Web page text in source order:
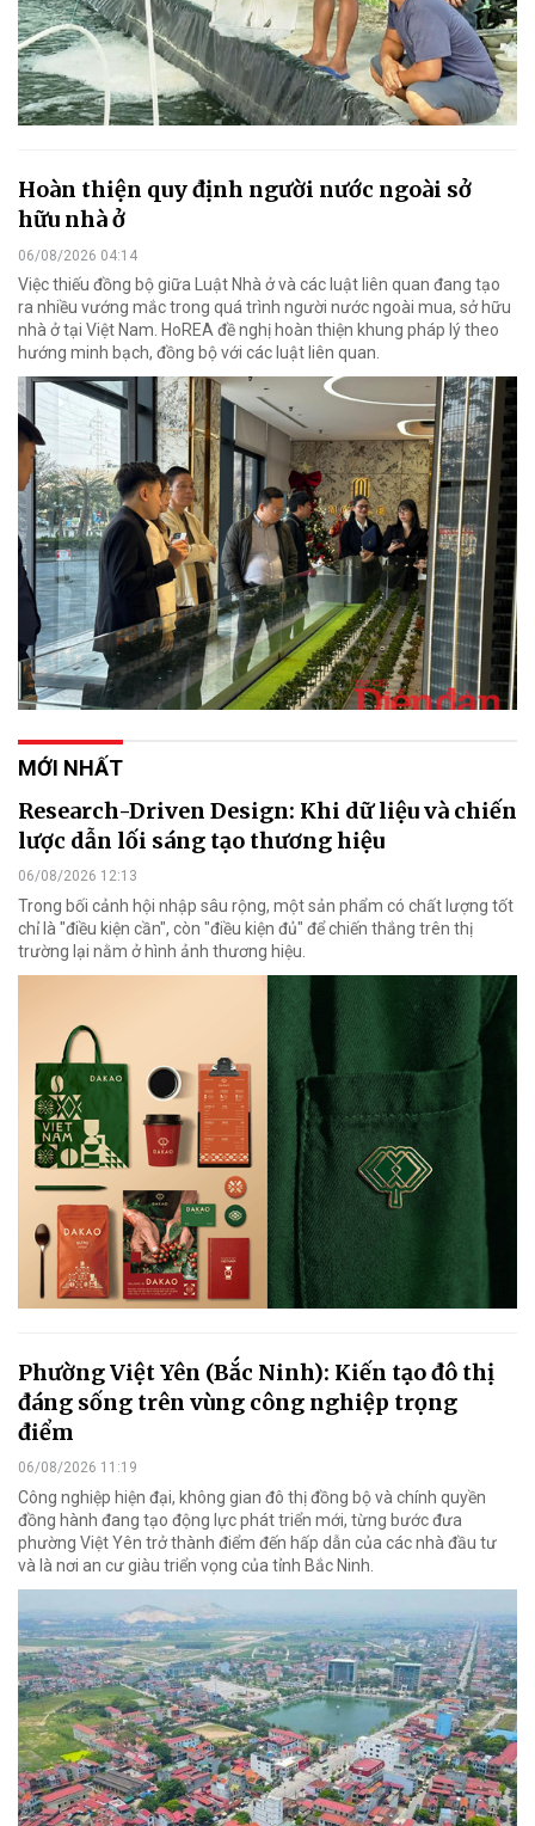
Hoàn thiện quy định người nước ngoài sở
hữu nhà ở
06/08/2026 04:14
Việc thiếu đồng bộ giữa Luật Nhà ở và các luật liên quan đang tạo
ra nhiều vướng mắc trong quá trình người nước ngoài mua, sở hữu
nhà ở tại Việt Nam. HoREA đề nghị hoàn thiện khung pháp lý theo
hướng minh bạch, đồng bộ với các luật liên quan.
MỚI NHẤT
Research-Driven Design: Khi dữ liệu và chiến
lược dẫn lối sáng tạo thương hiệu
06/08/2026 12:13
Trong bối cảnh hội nhập sâu rộng, một sản phẩm có chất lượng tốt
chỉ là "điều kiện cần", còn "điều kiện đủ" để chiến thắng trên thị
trường lại nằm ở hình ảnh thương hiệu.
Phường Việt Yên (Bắc Ninh): Kiến tạo đô thị
đáng sống trên vùng công nghiệp trọng
điểm
06/08/2026 11:19
Công nghiệp hiện đại, không gian đô thị đồng bộ và chính quyền
đồng hành đang tạo động lực phát triển mới, từng bước đưa
phường Việt Yên trở thành điểm đến hấp dẫn của các nhà đầu tư
và là nơi an cư giàu triển vọng của tỉnh Bắc Ninh.